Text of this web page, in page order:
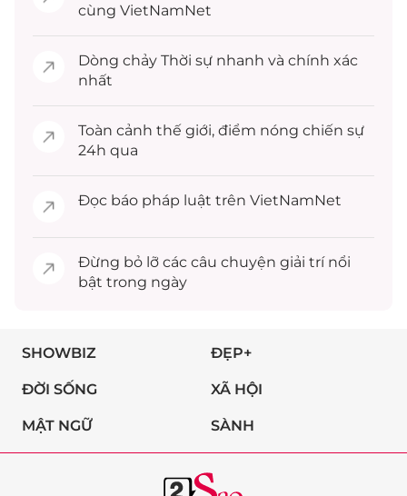
cùng VietNamNet
Dòng chảy Thời sự nhanh và chính xác
nhất
Toàn cảnh thế giới, điểm nóng chiến sự
24h qua
Đọc báo pháp luật trên VietNamNet
Đừng bỏ lỡ các câu chuyện giải trínổi
bật trong ngày
SHOWBIZ ĐẸP+
ĐỜI SỐNG XÃ HỘI
MẬT NGỮ SÀNH